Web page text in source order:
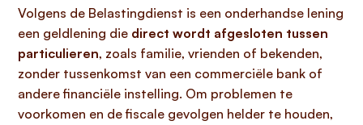
Volgens de Belastingdienst is een onderhandse lening
een geldlening die direct wordt afgesloten tussen
particulieren, zoals familie, vrienden of bekenden,
zonder tussenkomst van een commerciële bank of
andere financiële instelling. Om problemen te
voorkomen en de fiscale gevolgen helder te houden,